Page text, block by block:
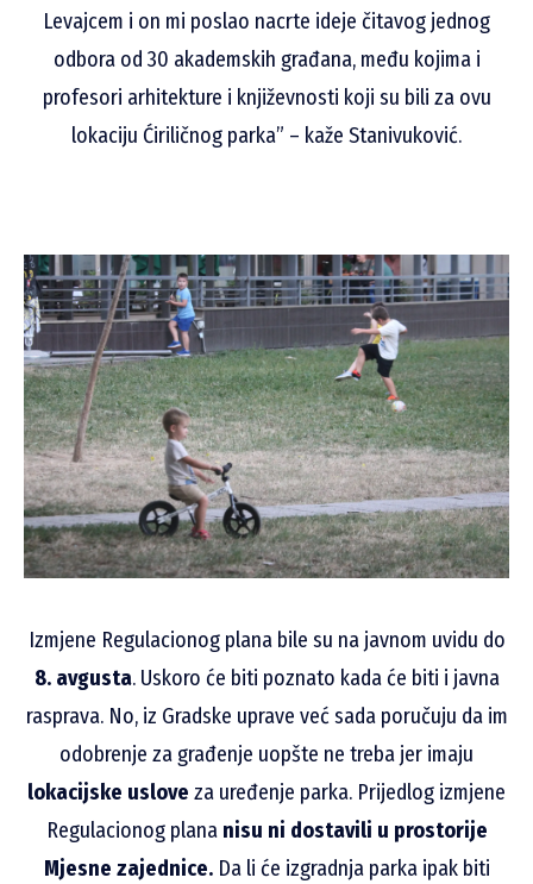
Levajcem i on mi poslao nacrte ideje čitavog jednog
odbora od 30 akademskih građana, među kojima i
profesori arhitekture i književnosti koji su bili za ovu
lokaciju Ćiriličnog parka” – kaže Stanivuković.
Izmjene Regulacionog plana bile su na javnom uvidu do
8. avgusta. Uskoro će biti poznato kada će biti i javna
rasprava. No, iz Gradske uprave već sada poručuju da im
odobrenje za građenje uopšte ne treba jer imaju
lokacijske uslove za uređenje parka. Prijedlog izmjene
Regulacionog plana nisu ni dostavili u prostorije
Mjesne zajednice. Da li će izgradnja parka ipak biti